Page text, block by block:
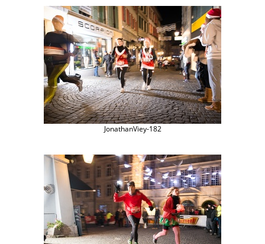
JonathanViey-182